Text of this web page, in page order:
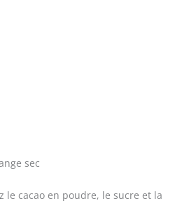
sec
le cacao en poudre, le sucre et la